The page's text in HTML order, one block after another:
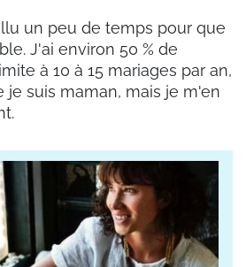
un peu de temps pour que
J'ai environ 50 % de
à 10 à 15 mariages par an,
je suis maman, mais je m'en